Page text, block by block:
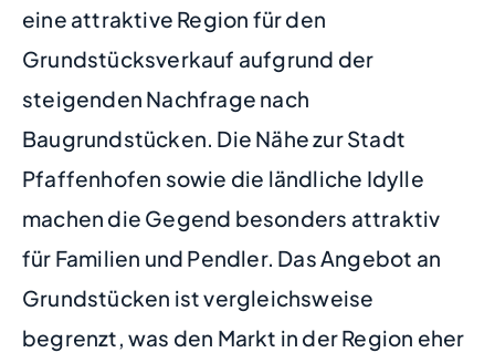
eine attraktive Region für den
Grundstücksverkauf aufgrund der
steigenden Nachfrage nach
Baugrundstücken. Die Nähe zur Stadt
Pfaffenhofen sowie die ländliche Idylle
machen die Gegend besonders attraktiv
für Familien und Pendler. Das Angebot an
Grundstücken ist vergleichsweise
begrenzt, was den Markt in der Region eher